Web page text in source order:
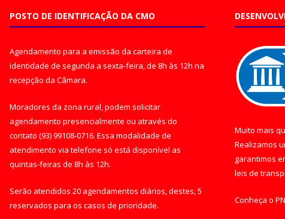
POSTO DE IDENTIFICAÇÃO DA CMO
Agendamento para a emissão da carteira de
identidade de segunda a sexta-feira, de 8h às 12h na
recepção da Câmara.
Moradores da zona rural, podem solicitar
agendamento presencialmente ou através do
contato (93) 99108-0716. Essa modalidade de
atendimento via telefone só está disponível as
quintas-feiras de 8h às 12h.
Serão atendidos 20 agendamentos diários, destes, 5
reservados para os casos de prioridade.
Muito mais
Realizamos
garantimos
leis de
Conheça o